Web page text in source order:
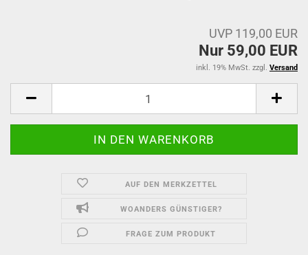
UVP 119,00 EUR
Nur 59,00 EUR
inkl. 19% MwSt. zzgl. Versand
AUF DEN MERKZETTEL
WOANDERS GÜNSTIGER?
FRAGE ZUM PRODUKT